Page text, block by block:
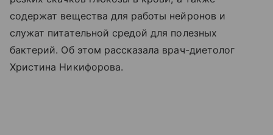
содержат вещества для работы нейронов и
служат питательной средой для полезных
бактерий. Об этом рассказала врач-диетолог
Христина Никифорова.